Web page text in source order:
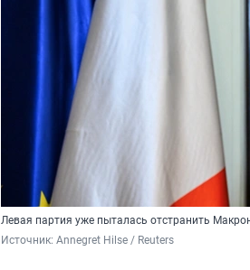
Левая партия уже пыталась отстранить
Источник: Annegret Hilse / Reuters